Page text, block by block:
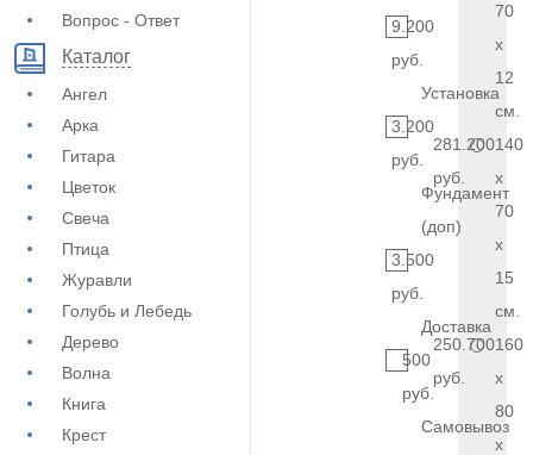
Вопрос - Ответ
Каталог
Ангел
Арка
Гитара
Цветок
Свеча
Птица
Журавли
Голубь и Лебедь
Дерево
Волна
Книга
Крест
9.200
руб.
Установка
3.200
руб.
Фундамент
(доп)
3.500
руб.
Доставка
500
руб.
Самовывоз
70
x
12
см.
281.200
руб.
140
x
70
x
15
см.
250.700
руб.
160
x
80
x